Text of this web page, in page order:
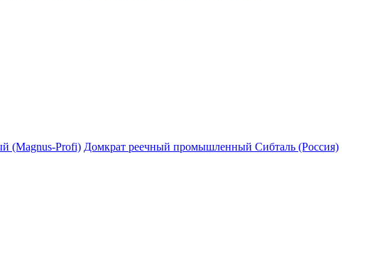
(Magnus-Profi) Домкрат реечный промышленный Сибталь (Россия)